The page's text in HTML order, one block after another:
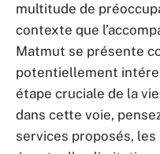
multitude de
contexte que
Matmut se présente
potentiellement
étape cruciale de la
dans cette voie,
services proposés,